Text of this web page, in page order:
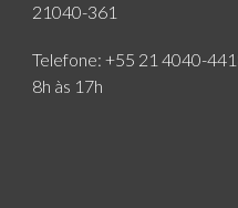
21040-361
Telefone: +55 21 4040-
8h às 17h